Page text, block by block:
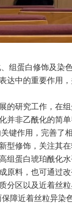
组蛋白修饰及染
达中的重要作用
的研究工作，在
并非乙酰化的简
键作用，完善了
型修饰，关注其
组蛋白琥珀酰化
料，也可通过
分区以及近着丝
障近着丝粒异染